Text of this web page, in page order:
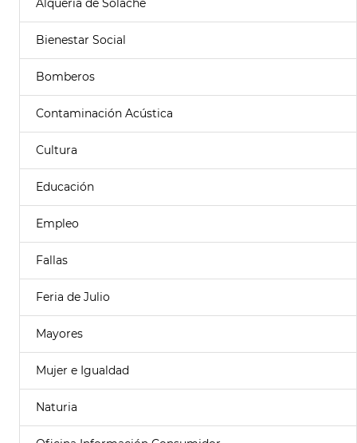
Bienestar Social
Bomberos
Contaminación Acústica
Cultura
Educación
Empleo
Fallas
Feria de Julio
Mayores
Mujer e Igualdad
Naturia